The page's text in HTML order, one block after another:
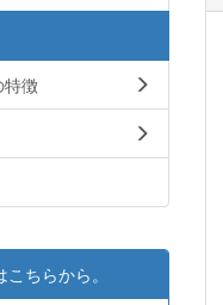
特徴
ちらから。